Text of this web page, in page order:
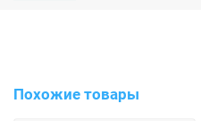
Похожие товары